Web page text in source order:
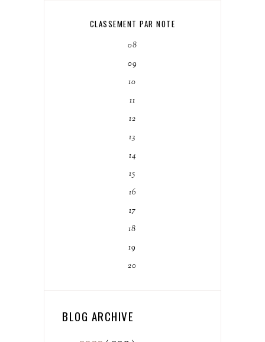
CLASSEMENT PAR NOTE
08
09
10
11
12
13
14
15
16
17
18
19
20
BLOG ARCHIVE